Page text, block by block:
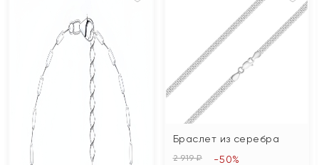
Браслет из серебра
2 919 ₽ -50%